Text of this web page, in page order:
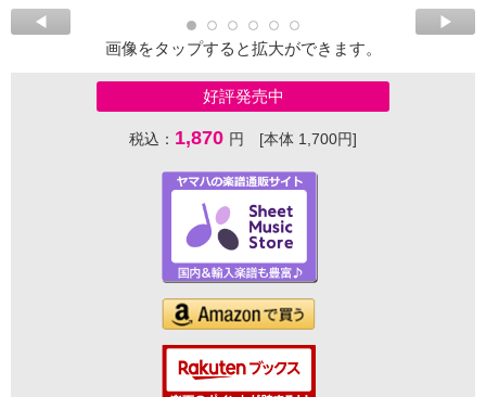
画像をタップすると拡大ができます。
好評発売中
税込： 1,870 円 [本体 1,700円]